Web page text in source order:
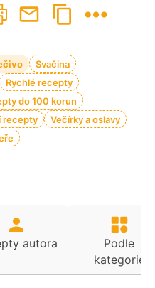
Svačina
Rychlé recepty
do 100 korun
recepty
Večírky a oslavy
autora
Podle
kategorie